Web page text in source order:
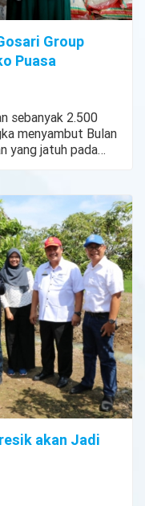
Group
Puasa
sebanyak 2.500
menyambut Bulan
yang jatuh pada
akan Jadi